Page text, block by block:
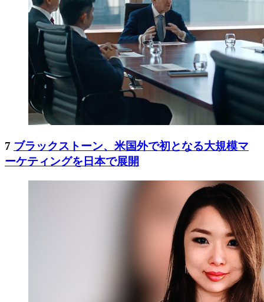
7 ブラックストーン、米国外で初となる大規模マ
ーケティングを日本で展開